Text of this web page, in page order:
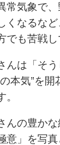
常気象で
くなるな
でも苦戦し
んは「そ
本気”を
んの豊か
意」を写